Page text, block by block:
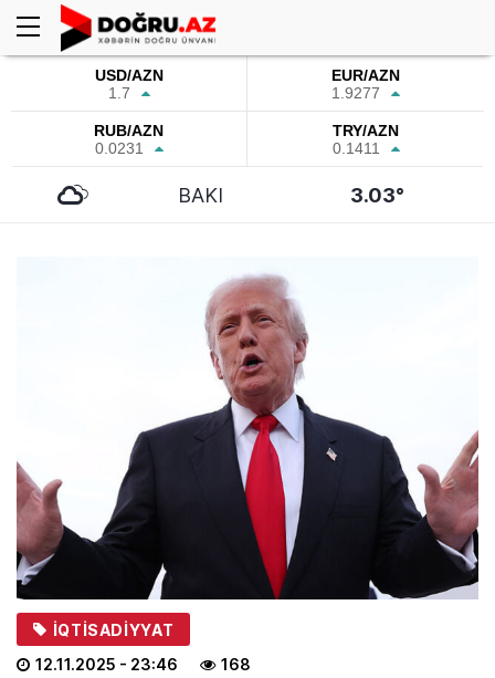
USD/AZN
1.7
EUR/AZN
1.9277
RUB/AZN
0.0231
TRY/AZN
0.1411
BAKI 3.03°
İQTISADIYYAT
12.11.2025 - 23:46 168